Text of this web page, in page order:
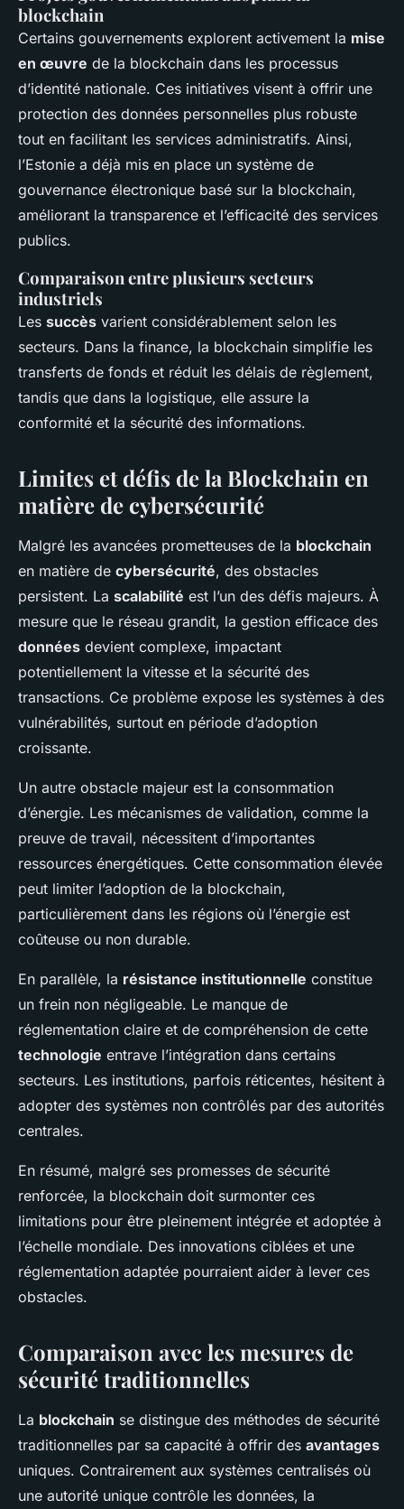
blockchain
Certains gouvernements explorent activement la mise
en œuvre de la blockchain dans les processus
d’identité nationale. Ces initiatives visent à offrir une
protection des données personnelles plus robuste
tout en facilitant les services administratifs. Ainsi,
l’Estonie a déjà mis en place un système de
gouvernance électronique basé sur la blockchain,
améliorant la transparence et l’efficacité des services
publics.
Comparaison entre plusieurs secteurs
industriels
Les succès varient considérablement selon les
secteurs. Dans la finance, la blockchain simplifie les
transferts de fonds et réduit les délais de règlement,
tandis que dans la logistique, elle assure la
conformité et la sécurité des informations.
Limites et défis de la Blockchain en
matière de cybersécurité
Malgré les avancées prometteuses de la blockchain
en matière de cybersécurité, des obstacles
persistent. La scalabilité est l’un des défis majeurs. À
mesure que le réseau grandit, la gestion efficace des
données devient complexe, impactant
potentiellement la vitesse et la sécurité des
transactions. Ce problème expose les systèmes à des
vulnérabilités, surtout en période d’adoption
croissante.
Un autre obstacle majeur est la consommation
d’énergie. Les mécanismes de validation, comme la
preuve de travail, nécessitent d’importantes
ressources énergétiques. Cette consommation élevée
peut limiter l’adoption de la blockchain,
particulièrement dans les régions où l’énergie est
coûteuse ou non durable.
En parallèle, la résistance institutionnelle constitue
un frein non négligeable. Le manque de
réglementation claire et de compréhension de cette
technologie entrave l’intégration dans certains
secteurs. Les institutions, parfois réticentes, hésitent à
adopter des systèmes non contrôlés par des autorités
centrales.
En résumé, malgré ses promesses de sécurité
renforcée, la blockchain doit surmonter ces
limitations pour être pleinement intégrée et adoptée à
l’échelle mondiale. Des innovations ciblées et une
réglementation adaptée pourraient aider à lever ces
obstacles.
Comparaison avec les mesures de
sécurité traditionnelles
La blockchain se distingue des méthodes de sécurité
traditionnelles par sa capacité à offrir des avantages
uniques. Contrairement aux systèmes centralisés où
une autorité unique contrôle les données, la